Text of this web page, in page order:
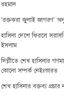
রহমান
‘রক্তঝরা জুলাই জাগরণ’
হাসিনা দেশে ফিরলে
ইসলাম
দিল্লীতে শেখ হাসিনার
কোনো সম্পর্ক নেইঃভারত
শেখ হাসিনার বক্তব্য